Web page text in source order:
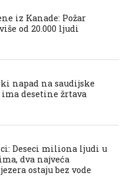
iz Kanade: Požar
od 20.000 ljudi
napad na saudijske
ima desetine žrtava
Deseci miliona ljudi u
dva najveća
ostaju bez vode